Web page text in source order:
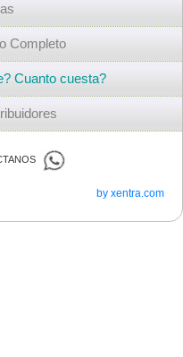
Completo
Cuanto cuesta?
by xentra.com